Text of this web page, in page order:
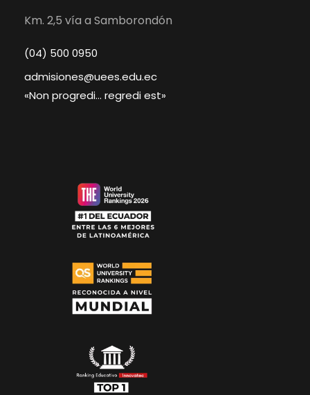
Km. 2,5 vía a Samborondón
(04) 500 0950
admisiones@uees.edu.ec
«Non progredi… regredi est»